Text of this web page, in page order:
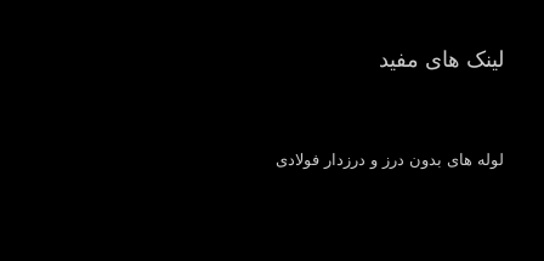
لینک های مفید
لوله های بدون درز و درزدار فولادی